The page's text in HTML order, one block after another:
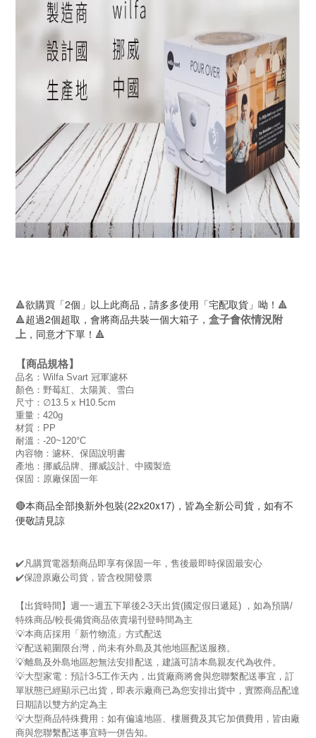
🔺欲購買「2個」以上此商品，請多多使用「宅配取貨」呦！🔺
🔺超過2個超取，會將商品共裝一個大箱子， 盒子會依情況附
上 ，同意才下單！🔺
【商品規格】
品名：Wilfa Svart 冠軍濾杯
顏色：野莓紅、太陽黃、雪白
尺寸：∅13.5 x H10.5cm
重量：420g
材質：PP
耐溫：-20~120°C
內容物：濾杯、保固說明書
產地：挪威品牌、挪威設計、中國製造
保固：原廠保固一年
🔴本商品全部換新外包裝(22x20x17)，皆為全新公司貨，如有不
便敬請見諒
✔️凡購買電器類商品即享有保固一年，售後最即時保固最安心
✔️保證原廠公司貨，皆含稅開發票
【出貨時間】週一~週五下單後2-3天出貨(國定假日遞延) ，如為預購/
特殊商品/較長備貨商品依賣場刊登時間為主
💡本商店採用「新竹物流」方式配送
💡配送範圍限台灣，尚未有外島及其他地區配送服務。
💡離島及外島地區恕無法安排配送，建議可請本島親友代為收件。
💡大型家電：預計3-5工作天內，出貨廠商將會與您聯繫配送事宜，訂
單狀態已經顯示已出貨，即表示廠商已為您安排出貨中，實際商品配達
日期請以雙方約定為主
💡大型商品特殊費用：如有偏遠地區、樓層費及其它加價費用，皆由廠
商與您聯繫配送事宜時一併告知。